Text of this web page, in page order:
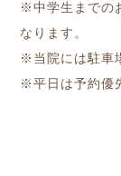
※中学生までの
なります。
※当院には駐車
※平日は予約優